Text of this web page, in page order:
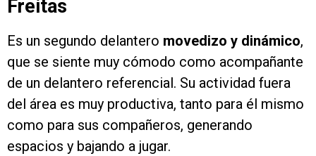
Freitas
Es un segundo delantero movedizo y dinámico,
que se siente muy cómodo como acompañante
de un delantero referencial. Su actividad fuera
del área es muy productiva, tanto para él mismo
como para sus compañeros, generando
espacios y bajando a jugar.